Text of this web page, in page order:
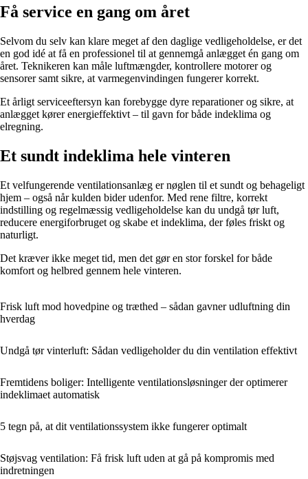
Få service en gang om året
Selvom du selv kan klare meget af den daglige vedligeholdelse, er det
en god idé at få en professionel til at gennemgå anlægget én gang om
året. Teknikeren kan måle luftmængder, kontrollere motorer og
sensorer samt sikre, at varmegenvindingen fungerer korrekt.
Et årligt serviceeftersyn kan forebygge dyre reparationer og sikre, at
anlægget kører energieffektivt – til gavn for både indeklima og
elregning.
Et sundt indeklima hele vinteren
Et velfungerende ventilationsanlæg er nøglen til et sundt og behageligt
hjem – også når kulden bider udenfor. Med rene filtre, korrekt
indstilling og regelmæssig vedligeholdelse kan du undgå tør luft,
reducere energiforbruget og skabe et indeklima, der føles friskt og
naturligt.
Det kræver ikke meget tid, men det gør en stor forskel for både
komfort og helbred gennem hele vinteren.
Frisk luft mod hovedpine og træthed – sådan gavner udluftning din
hverdag
Undgå tør vinterluft: Sådan vedligeholder du din ventilation effektivt
Fremtidens boliger: Intelligente ventilationsløsninger der optimerer
indeklimaet automatisk
5 tegn på, at dit ventilationssystem ikke fungerer optimalt
Støjsvag ventilation: Få frisk luft uden at gå på kompromis med
indretningen